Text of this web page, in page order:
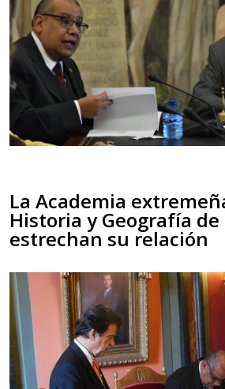
La Academia
Historia y Geografía de
estrechan su relación